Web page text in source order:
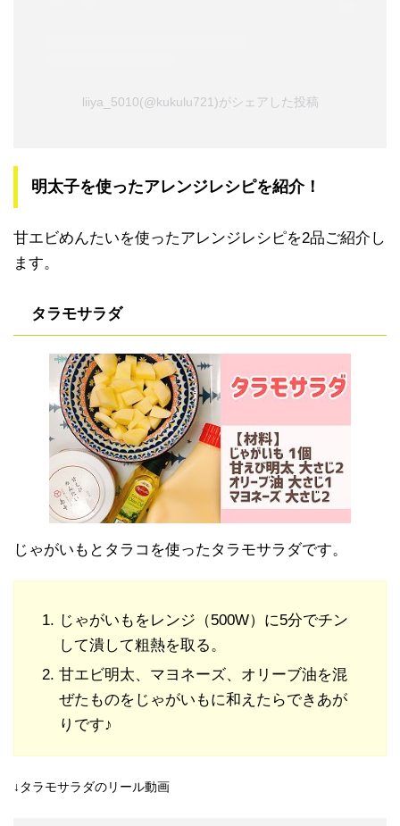
liiya_5010(@kukulu721)がシェアした投稿
明太子を使ったアレンジレシピを紹介！
甘エビめんたいを使ったアレンジレシピを2品ご紹介し
ます。
タラモサラダ
じゃがいもとタラコを使ったタラモサラダです。
じゃがいもをレンジ（500W）に5分でチン
して潰して粗熱を取る。
甘エビ明太、マヨネーズ、オリーブ油を混
ぜたものをじゃがいもに和えたらできあが
りです♪
↓タラモサラダのリール動画